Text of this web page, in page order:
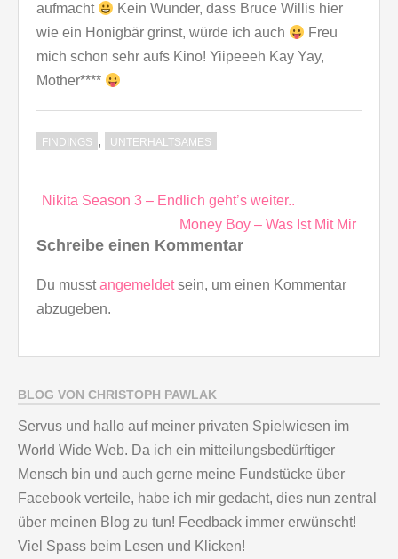
aufmacht
Kein Wunder, dass Bruce Willis hier
wie ein Honigbär grinst, würde ich auch
Freu
mich schon sehr aufs Kino! Yiipeeeh Kay Yay,
Mother****
FINDINGS , UNTERHALTSAMES
Beitragsnavigation
Nikita Season 3 – Endlich geht’s weiter..
Money Boy – Was Ist Mit Mir
Schreibe einen Kommentar
Du musstangemeldetsein, um einen Kommentar
abzugeben.
BLOG VON CHRISTOPH PAWLAK
Servus und hallo auf meiner privaten Spielwiesen im
World Wide Web. Da ich ein mitteilungsbedürftiger
Mensch bin und auch gerne meine Fundstücke über
Facebook verteile, habe ich mir gedacht, dies nun zentral
über meinen Blog zu tun! Feedback immer erwünscht!
Viel Spass beim Lesen und Klicken!